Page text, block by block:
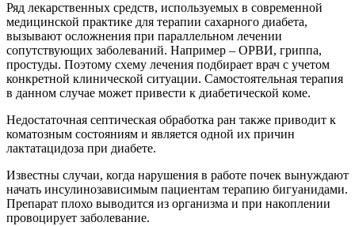
Ряд лекарственных средств, используемых в современной
медицинской практике для терапии сахарного диабета,
вызывают осложнения при параллельном лечении
сопутствующих заболеваний. Например – ОРВИ, гриппа,
простуды. Поэтому схему лечения подбирает врач с учетом
конкретной клинической ситуации. Самостоятельная терапия
в данном случае может привести к диабетической коме.
Недостаточная септическая обработка ран также приводит к
коматозным состояниям и является одной их причин
лактатацидоза при диабете.
Известны случаи, когда нарушения в работе почек вынуждают
начать инсулинозависимым пациентам терапию бигуанидами.
Препарат плохо выводится из организма и при накоплении
провоцирует заболевание.